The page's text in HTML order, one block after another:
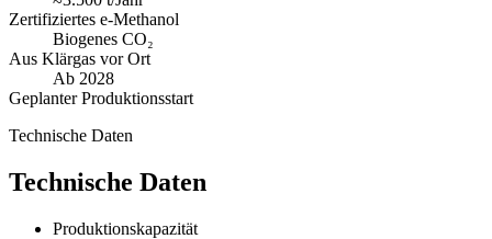
Zertifiziertes e-Methanol
Biogenes CO₂
Aus Klärgas vor Ort
Ab 2028
Geplanter Produktionsstart
Technische Daten
Technische Daten
Produktionskapazität